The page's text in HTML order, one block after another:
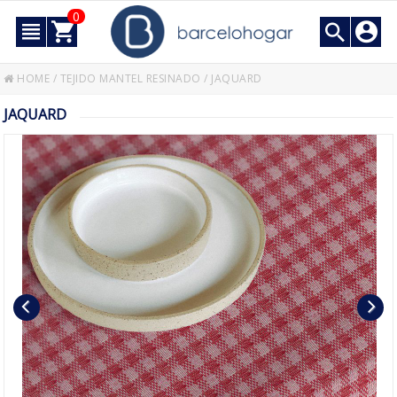
0
HOME / TEJIDO MANTEL RESINADO / JAQUARD
JAQUARD